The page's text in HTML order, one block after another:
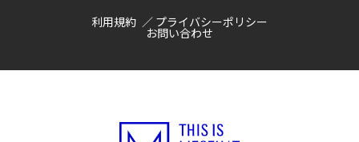
利用規約 プライバシーポリシー
お問い合わせ